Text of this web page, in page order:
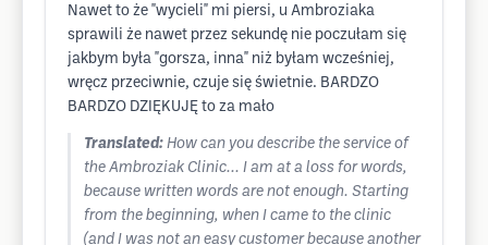
Nawet to że "wycieli" mi piersi, u Ambroziaka
sprawili że nawet przez sekundę nie poczułam się
jakbym była "gorsza, inna" niż byłam wcześniej,
wręcz przeciwnie, czuje się świetnie. BARDZO
BARDZO DZIĘKUJĘ to za mało
Translated: How can you describe the service of
the Ambroziak Clinic... I am at a loss for words,
because written words are not enough. Starting
from the beginning, when I came to the clinic
(and I was not an easy customer because another